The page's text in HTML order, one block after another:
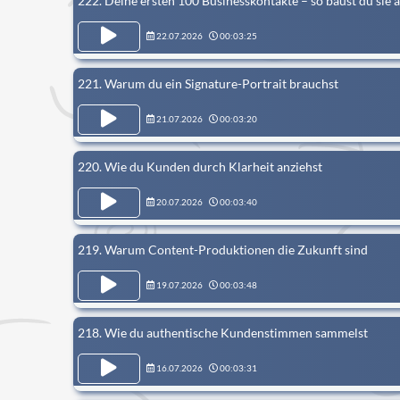
22.07.2026 00:03:25
221. Warum du ein Signature-Portrait brauchst
21.07.2026 00:03:20
220. Wie du Kunden durch Klarheit anziehst
20.07.2026 00:03:40
219. Warum Content-Produktionen die Zukunft sind
19.07.2026 00:03:48
218. Wie du authentische Kundenstimmen sammelst
16.07.2026 00:03:31